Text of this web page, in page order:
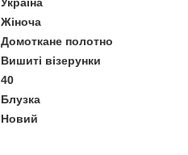
Жіноча
Домоткане полотно
Вишиті візерунки
40
Блузка
Новий